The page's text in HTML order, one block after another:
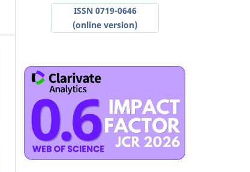
ISSN 0719-0646
(online version)